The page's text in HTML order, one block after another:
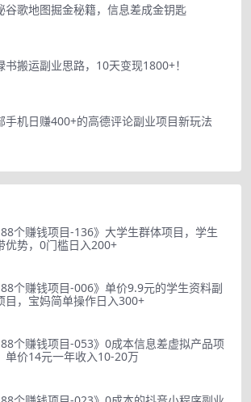
谷歌地图掘金秘籍，信息差成金钥匙
书搬运副业思路，10天变现1800+！
手机日赚400+的高德评论副业项目新玩法
个赚钱项目-136》大学生群体项目，学生
优势，0门槛日入200+
个赚钱项目-006》单价9.9元的学生资料副
目，宝妈简单操作日入300+
个赚钱项目-053》0成本信息差虚拟产品项
单价14元一年收入10-20万